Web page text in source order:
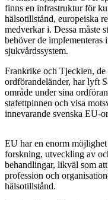
finns en infrastruktur för
hälsotillstånd, europeiska
medverkar i. Dessa måste
behöver de implementeras
sjukvårdssystem.
Frankrike och Tjeckien,
ordförandeländer, har lyft
område under sina
stafettpinnen och visa
innevarande svenska EU-
EU har en enorm
forskning, utveckling av
behandlingar, likväl som
profession och
hälsotillstånd.